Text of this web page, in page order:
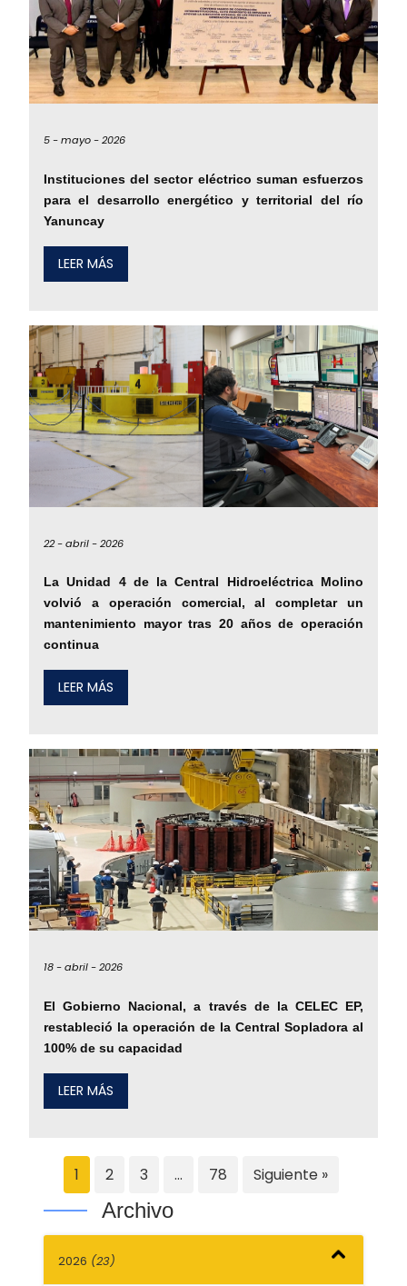
5 -mayo -2026
Instituciones del sector eléctrico suman esfuerzos
para el desarrollo energético y territorial del río
Yanuncay
LEER MÁS
22 -abril -2026
La Unidad 4 de la Central Hidroeléctrica Molino
volvió a operación comercial, al completar un
mantenimiento mayor tras 20 años de operación
continua
LEER MÁS
18 -abril -2026
El Gobierno Nacional, a través de la CELEC EP,
restableció la operación de la Central Sopladora al
100% de su capacidad
LEER MÁS
1 2 3 … 78 Siguiente »
Archivo
2026 (23)